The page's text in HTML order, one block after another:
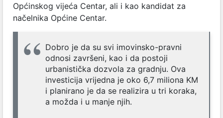
Općinskog vijeća Centar, ali i kao kandidat za
načelnika Općine Centar.
Dobro je da su svi imovinsko-pravni
odnosi završeni, kao i da postoji
urbanistička dozvola za gradnju. Ova
investicija vrijedna je oko 6,7 miliona KM
i planirano je da se realizira u tri koraka,
a možda i u manje njih.